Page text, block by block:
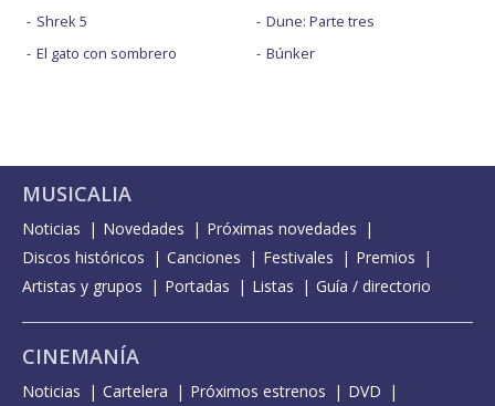
Shrek 5
El gato con sombrero
Dune: Parte tres
Búnker
MUSICALIA
Noticias Novedades
Próximas novedades
Discos históricos
Canciones Festivales
Premios
Artistas y grupos
Portadas Listas Guía / directorio
CINEMANÍA
Noticias Cartelera Próximos estrenos
DVD